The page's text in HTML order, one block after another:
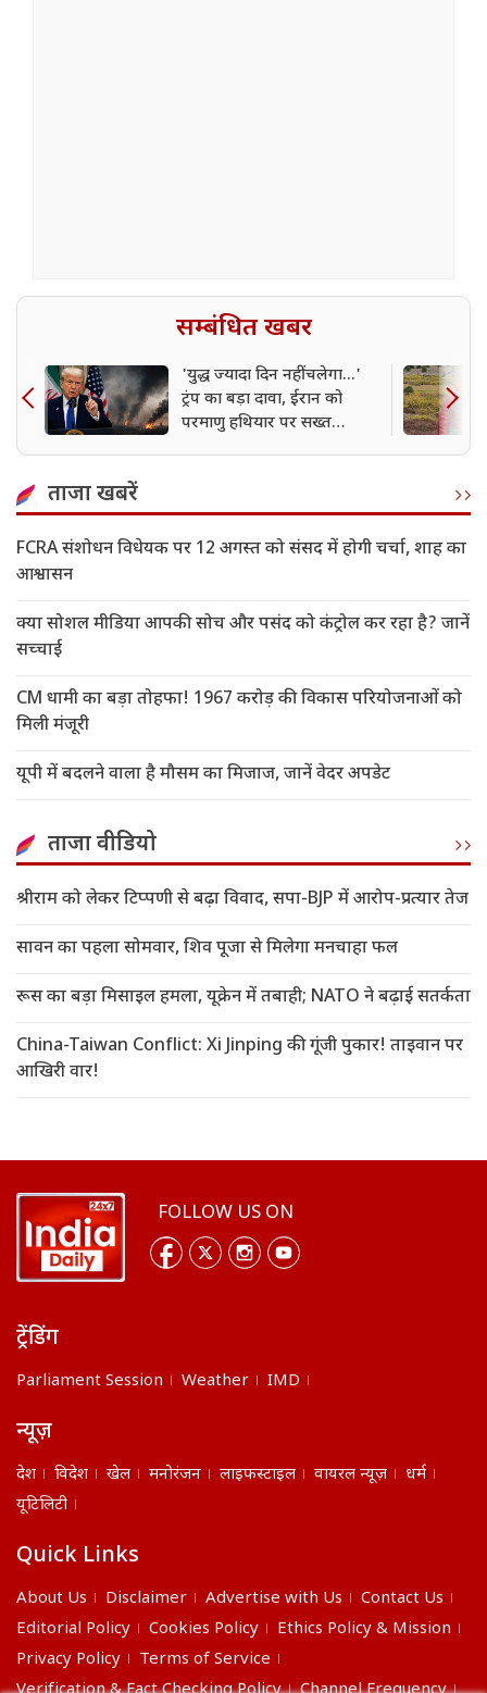
सम्बंधित खबर
'युद्ध ज्यादा दिन नहीं चलेगा...'
ट्रंप का बड़ा दावा, ईरान को
परमाणु हथियार पर सख्त
ताजा खबरें
FCRA संशोधन विधेयक पर 12 अगस्त को संसद में होगी चर्चा, शाह का
आश्वासन
क्या सोशल मीडिया आपकी सोच और पसंद को कंट्रोल कर रहा है? जानें
सच्चाई
CM धामी का बड़ा तोहफा! 1967 करोड़ की विकास परियोजनाओं को
मिली मंजूरी
यूपी में बदलने वाला है मौसम का मिजाज, जानें वेदर अपडेट
ताजा वीडियो
श्रीराम को लेकर टिप्पणी से बढ़ा विवाद, सपा-BJP में आरोप-प्रत्यार तेज
सावन का पहला सोमवार, शिव पूजा से मिलेगा मनचाहा फल
रूस का बड़ा मिसाइल हमला, यूक्रेन में तबाही; NATO ने बढ़ाई सतर्कता
China-Taiwan Conflict: Xi Jinping की गूंजी पुकार! ताइवान पर
आखिरी वार!
FOLLOW US ON
ट्रेंडिंग
Parliament Session Weather IMD
न्यूज़
देश विदेश खेल मनोरंजन लाइफस्टाइल वायरल न्यूज़
धर्म
यूटिलिटी
Quick Links
About Us Disclaimer Advertise with Us
Contact Us
Editorial Policy
Cookies Policy
Ethics Policy & Mission
Privacy Policy
Terms of Service